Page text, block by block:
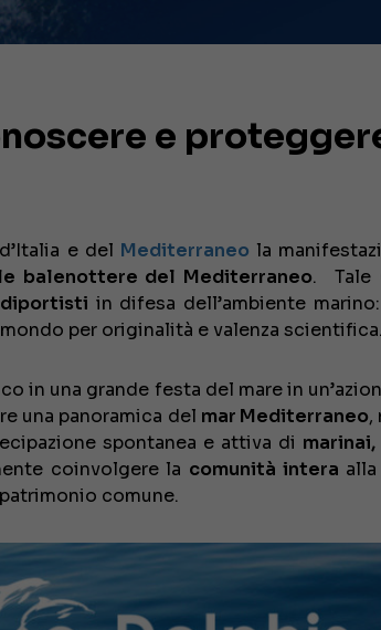
e
e del Mediterraneo la
balenottere del Mediterraneo. Tale
in difesa dell’ambiente
per originalità e valenza scientifica.
in una grande festa del mare in
una panoramica del mar Mediterraneo,
spontanea e attiva di
coinvolgere la comunità intera
comune.